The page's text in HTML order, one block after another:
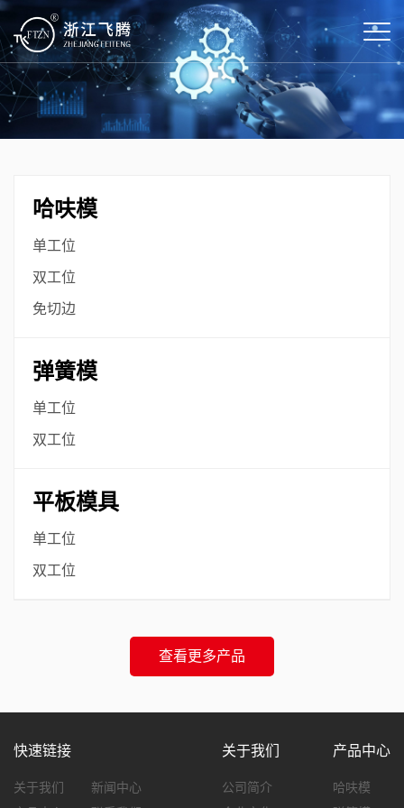
哈呋模
单工位
双工位
免切边
弹簧模
单工位
双工位
平板模具
单工位
双工位
查看更多产品
快速链接
关于我们
新闻中心
关于我们
公司简介
产品中心
哈呋模